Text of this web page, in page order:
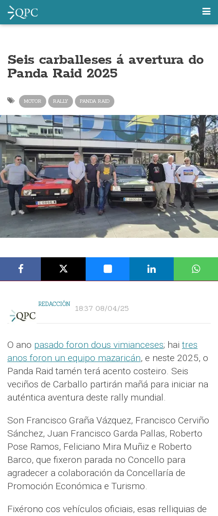
Seis carballeses á avertura do
Panda Raid 2025
MOTOR RALLY PANDA RAID
REDACCIÓN 18:37 08/04/25
O ano pasado foron dous vimianceses; hai tres
anos foron un equipo mazaricán, e neste 2025, o
Panda Raid tamén terá acento costeiro. Seis
veciños de Carballo partirán mañá para iniciar na
auténtica aventura deste rally mundial.
Son Francisco Graña Vázquez, Francisco Cerviño
Sánchez, Juan Francisco Garda Pallas, Roberto
Pose Ramos, Feliciano Mira Muñiz e Roberto
Barco, que fixeron parada no Concello para
agradecer a colaboración da Concellaría de
Promoción Económica e Turismo.
Fixérono cos vehículos oficiais, esas relliquias de